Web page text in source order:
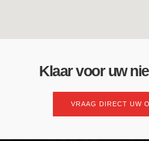
Klaar voor uw
VRAAG DIRECT UW